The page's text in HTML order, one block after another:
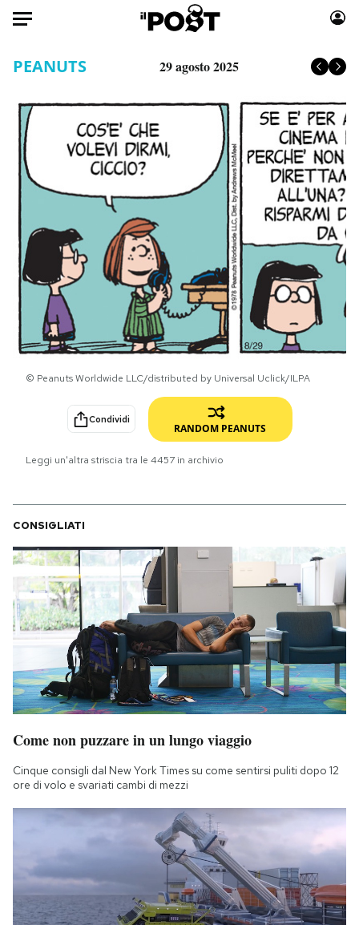
Mondo
Tecnologia
Internet
Scienza
Cultura
Economia
Sport
Moda
Libri
Consumismi
Storie/Idee
Ok Boomer!
Media
Europa
Altrecose
Mondiali calcio 2026
SHOP
CALENDARIO
AREA PERSONALE
Area Personale
Newsletter
Regala il Post
Hai bisogno di aiuto?
Esci
PEANUTS 29 agosto 2025
© Peanuts Worldwide LLC/distributed by Universal Uclick/ILPA
Condividi
RANDOM PEANUTS
Leggi un'altra striscia tra le 4457 in archivio
CONSIGLIATI
Come non puzzare in un lungo viaggio
Cinque consigli dal New York Times su come sentirsi puliti dopo 12
ore di volo e svariati cambi di mezzi